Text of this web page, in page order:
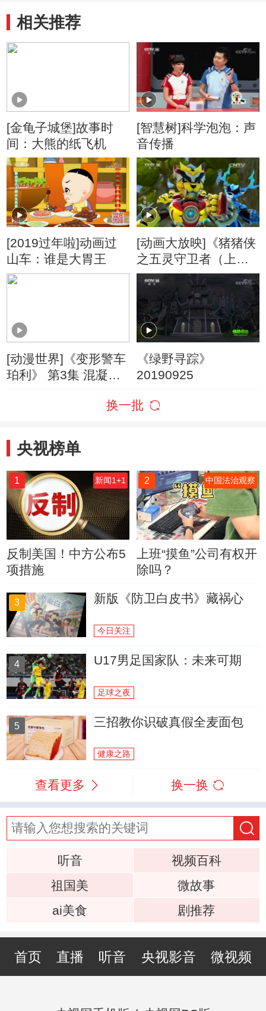
相关推荐
[金龟子城堡]故事时
间：大熊的纸飞机
[智慧树]科学泡泡：声
音传播
[2019过年啦]动画过
山车：谁是大胃王
[动画大放映]《猪猪侠
之五灵守卫者（上
部）》 第6集 暗灵卫
[动漫世界]《变形警车
珀利》 第3集 混凝土
《绿野寻踪》
20190925
换一批
央视榜单
1 新闻1+1
反制美国！中方公布5
项措施
2 中国法治观察
上班“摸鱼”公司有权开
除吗？
3 新版《防卫白皮书》藏祸心
今日关注
4 U17男足国家队：未来可期
足球之夜
5 三招教你识破真假全麦面包
健康之路
查看更多 换一换
听音
视频百科
祖国美
微故事
ai美食
剧推荐
首页 直播 听音 央视影音 微视频